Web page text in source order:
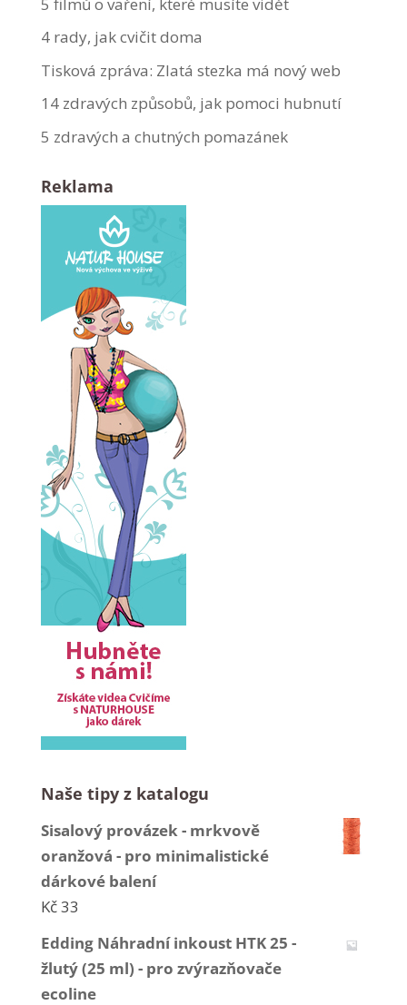
4 rady, jak cvičit doma
Tisková zpráva: Zlatá stezka má nový web
14 zdravých způsobů, jak pomoci hubnutí
5 zdravých a chutných pomazánek
Reklama
Naše tipy z katalogu
Sisalový provázek - mrkvově
oranžová - pro minimalistické
dárkové balení
Kč33
Edding Náhradní inkoust HTK 25 -
žlutý (25 ml) - pro zvýrazňovače
ecoline